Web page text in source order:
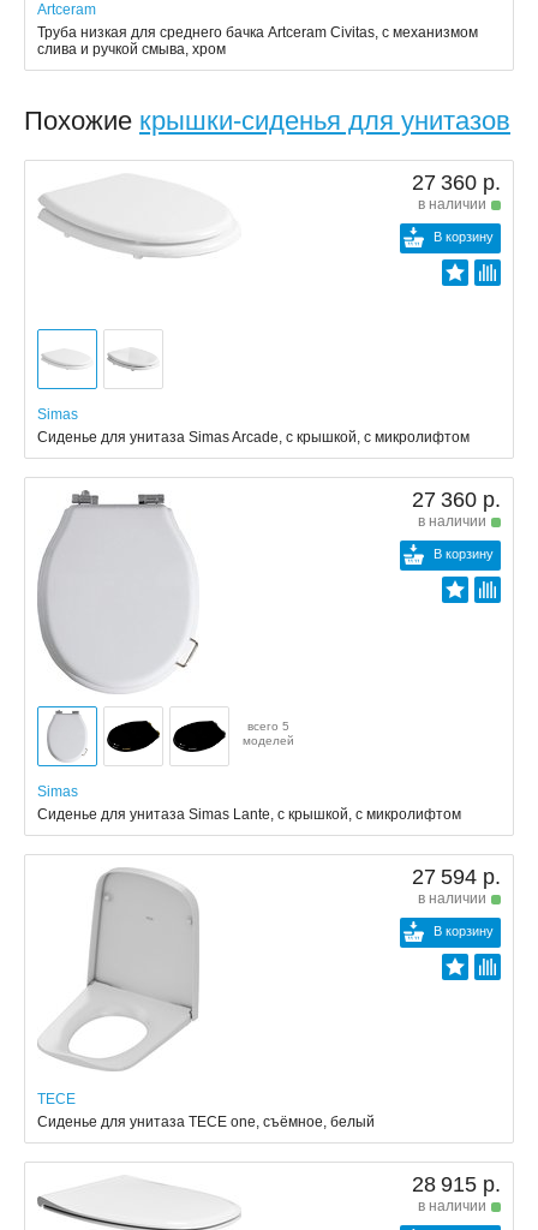
Artceram
Труба низкая для среднего бачка Artceram Civitas, с механизмом
слива и ручкой смыва, хром
Похожие крышки-сиденья для унитазов
27 360 р.
в наличии
В корзину
Simas
Сиденье для унитаза Simas Arcade, с крышкой, с микролифтом
27 360 р.
в наличии
В корзину
всего 5
моделей
Simas
Сиденье для унитаза Simas Lante, с крышкой, с микролифтом
27 594 р.
в наличии
В корзину
TECE
Сиденье для унитаза TECE one, съёмное, белый
28 915 р.
в наличии